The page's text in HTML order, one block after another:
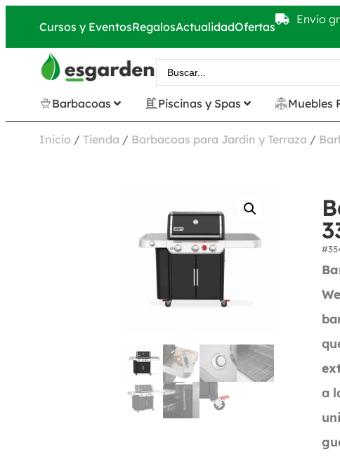
Cursos y EventosRegalosActualidadOfertas
Envío
Barbacoas Piscinas y Spas Muebles
Inicio / Tienda / Barbacoas para Jardín y Terraza /
a